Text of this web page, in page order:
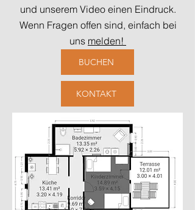
und unserem Video einen Eindruck.
Wenn Fragen offen sind, einfach bei
uns melden!
BUCHEN
KONTAKT